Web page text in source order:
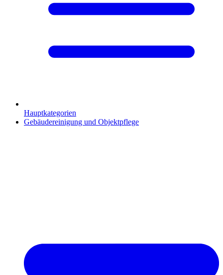
Hauptkategorien
Gebäudereinigung und Objektpflege